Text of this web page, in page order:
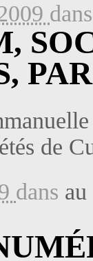
de
dans